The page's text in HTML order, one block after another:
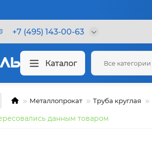
+7 (495) 143-00-63
Каталог Все категории
Металлопрокат Труба круглая
данным товаром